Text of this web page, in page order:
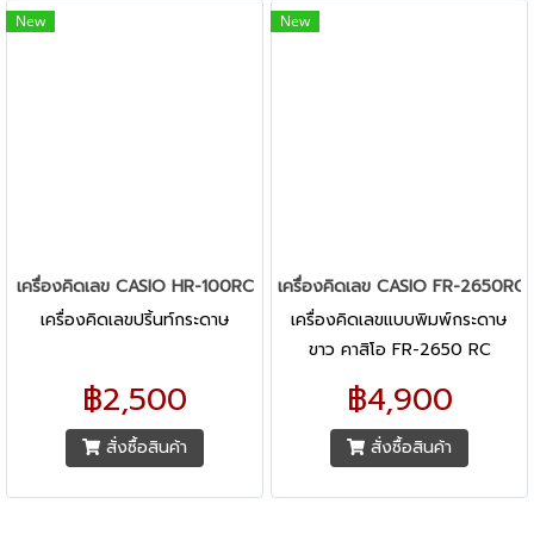
New
เครื่องคิดเลข CASIO HR-100RC
เครื่องคิดเลขปริ้นท์กระดาษ
฿2,500
สั่งซื้อสินค้า
New
เครื่องคิดเลข CASIO FR-2650RC
เครื่องคิดเลขแบบพิมพ์กระดาษ
ขาว คาสิโอ FR-2650 RC
฿4,900
สั่งซื้อสินค้า